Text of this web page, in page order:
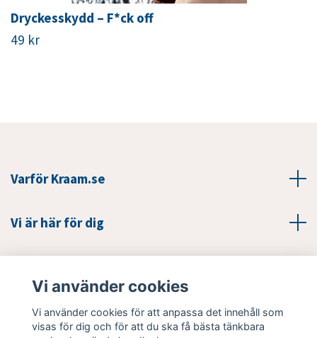
Dryckesskydd – F*ck off
49 kr
Varför Kraam.se
Vi är här för dig
Sociala medier
Vi använder cookies
Vi använder cookies för att anpassa det innehåll som
visas för dig och för att du ska få bästa tänkbara